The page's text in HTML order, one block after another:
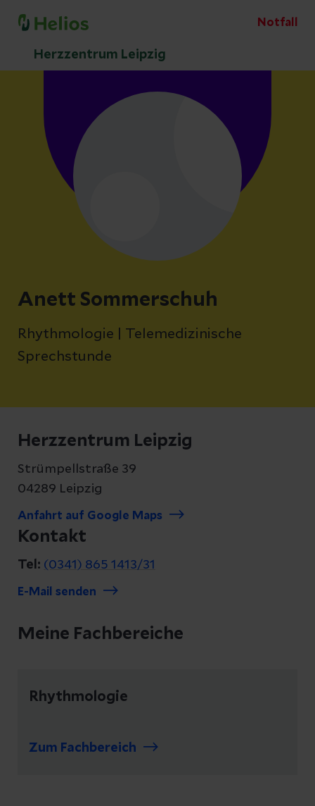
Notfall
Herzzentrum Leipzig
Anett Sommerschuh
Rhythmologie | Telemedizinische
Sprechstunde
Herzzentrum Leipzig
Strümpellstraße 39
04289 Leipzig
Anfahrt auf Google Maps
Kontakt
Tel: (0341) 865 1413/31
E-Mail senden
Meine Fachbereiche
Rhythmologie
Zum Fachbereich